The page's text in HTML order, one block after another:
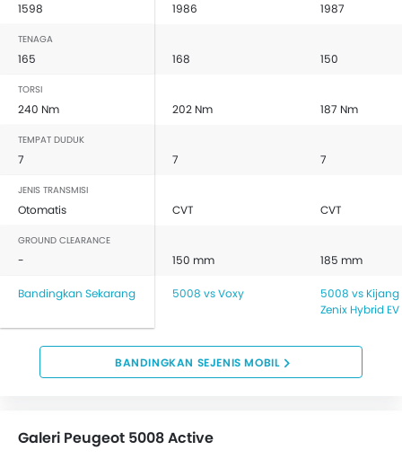
Odometer Digital
Jam Digital
Kursi Pengemudi Dengan Penyesuai Ketinggian
Vehicle Stability Control System
Engine Check Warning
Anti Theft Device
Sistem Navigasi
Kursi Lipat Belakang
Lampu baca
1598 1986 1987
TENAGA
165 168 150
TORSI
240 Nm 202 Nm 187 Nm
TEMPAT DUDUK
7 7 7
JENIS TRANSMISI
Otomatis CVT CVT
GROUND CLEARANCE
- 150 mm 185 mm
Bandingkan Sekarang 5008 vs Voxy
5008 vs
Zenix Hybrid EV
BANDINGKAN SEJENIS MOBIL
Galeri Peugeot 5008 Active